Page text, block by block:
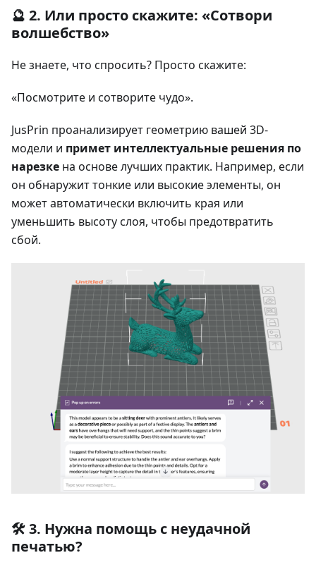
🔮 2. Или просто скажите: «Сотвори
волшебство»
Не знаете, что спросить? Просто скажите:
«Посмотрите и сотворите чудо».
JusPrin проанализирует геометрию вашей 3D-
модели и примет интеллектуальные решения по
нарезке на основе лучших практик. Например, если
он обнаружит тонкие или высокие элементы, он
может автоматически включить края или
уменьшить высоту слоя, чтобы предотвратить
сбой.
🛠️ 3. Нужна помощь с неудачной
печатью?